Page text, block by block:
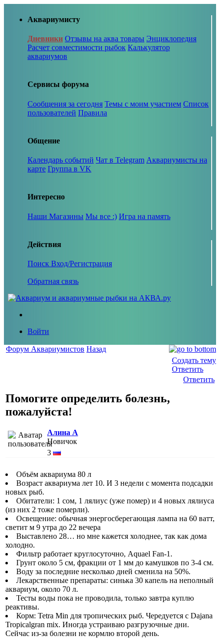
Аквариумисту
Дневники Отзывы на аква товары Энциклопедия
Расчет совместимости рыбок Калькулятор
аквариумов
Сервисы форума
Сообщения за сегодня Темы с моим участием Список
пользователей Правила
Общение
Календарь событий Чат в Telegram Аквариумисты на
карте Группа в VK
Интересно
Наши Магазины Мы все :) Игра на память
Действия
Поиск Вход/Регистрация
Обратная связь
Войти
Форум Аквариумистов Назад
Создать тему
Ответить
Ответить
Помогите определить болезнь,
пожалуйста!
Алина А
Новичок
3
Объём аквариума 80 л
Возраст аквариума лет 10. И 3 недели с момента подсадки
новых рыб.
Обитатели: 1 сом, 1 лялиус (уже помер) и 4 новых лялиуса
(из них 2 тоже померли).
Освещение: обычная энергосберегающая лампа на 60 ватт,
светит м 9 утра до 22 вечера
Выставлено 28… но мне кажется холоднее, так как дома
холодно.
Фильтр работает круглосуточно, Aquael Fan-1.
Грунт около 5 см, фракции от 1 мм до камушков по 3-4 см.
Воду за последние несколько дней сменила на 50%.
Лекарственные препараты: синька 30 капель на неполный
аквариум, около 70 л.
Тесты воды пока не проводила, только завтра куплю
реактивы.
Корм: Tetra Min для тропических рыб. Чередуется с Dajana
Tropicalgran mix. Иногда устраиваю разгрузочные дни.
Сейчас из-за болезни не кормлю второй день.